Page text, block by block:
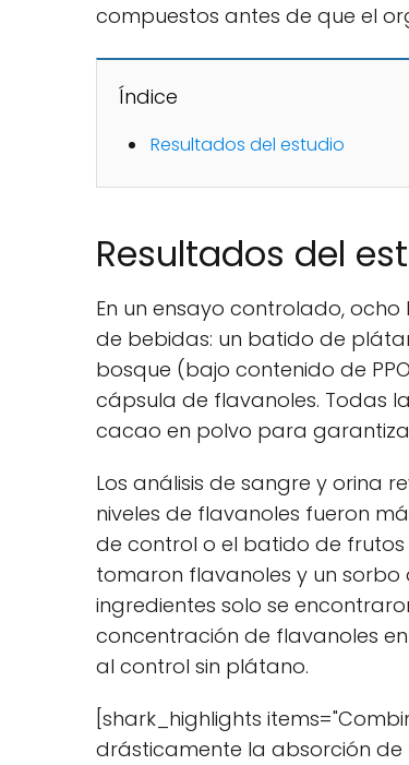
compuestos antes de que el
Índice
Resultados del estudio
Resultados del
En un ensayo controlado,
de bebidas: un batido de
bosque (bajo contenido de
cápsula de flavanoles. Todas
cacao en polvo para
Los análisis de sangre y orina
niveles de flavanoles fueron
de control o el batido de frutos
tomaron flavanoles y un
ingredientes solo se
concentración de flavanoles en
al control sin plátano.
[shark_highlights
drásticamente la absorción de